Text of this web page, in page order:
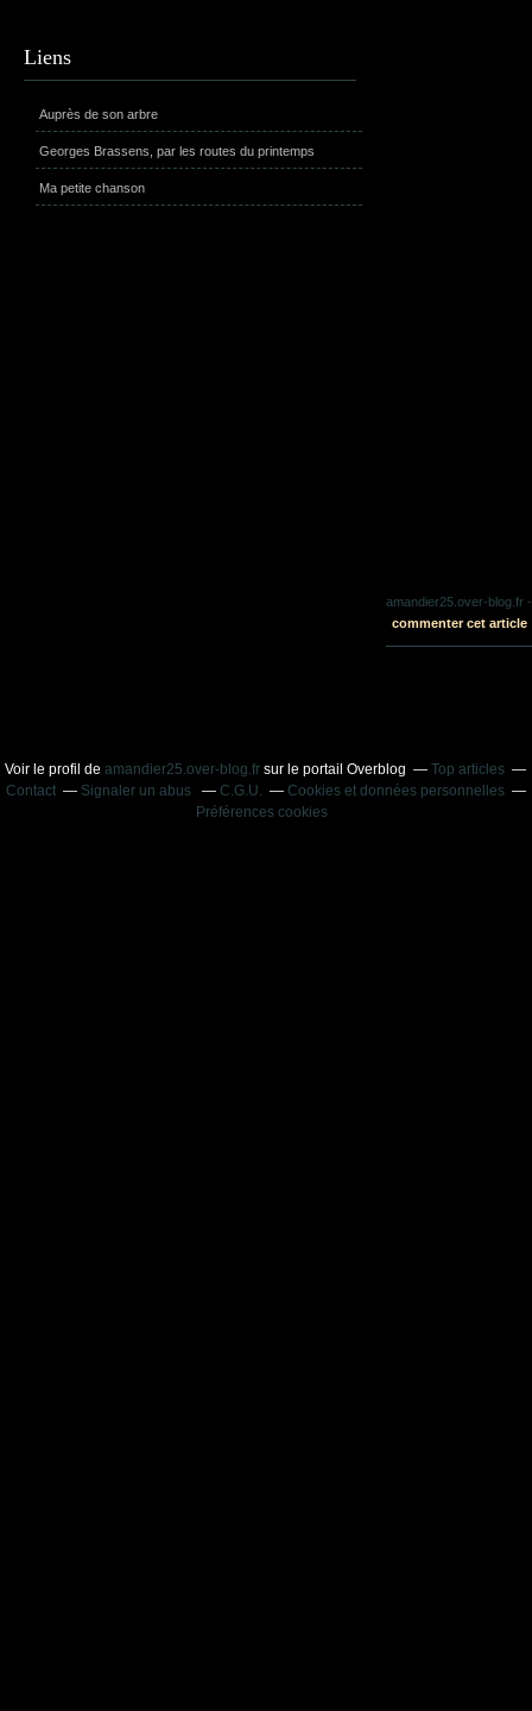
Liens
Auprès de son arbre
Georges Brassens, par les routes du printemps
Ma petite chanson
amandier25.over-blog.fr -
commenter cet article
Voir le profil deamandier25.over-blog.fr sur le portail Overblog
Top articles
Contact
Signaler un abus C.G.U.
Cookies et données personnelles
Préférences cookies